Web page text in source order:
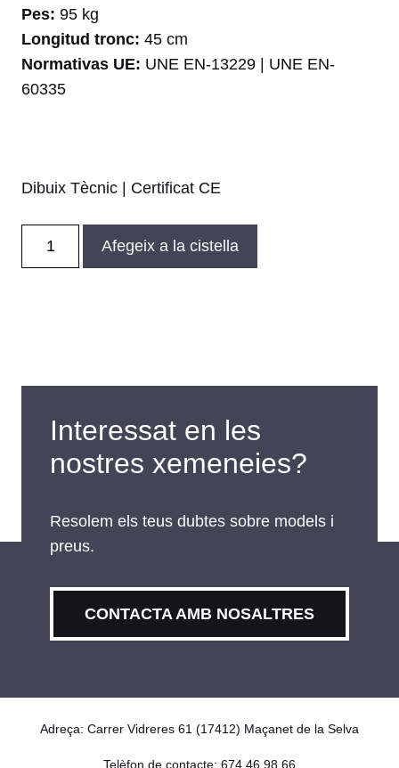
Pes: 95 kg
Longitud tronc: 45 cm
Normativas UE: UNE EN-13229 | UNE EN-
60335
Dibuix Tècnic | Certificat CE
graffiti
Afegeix a la cistella
Interessat en les
nostres xemeneies?
Resolem els teus dubtes sobre models i
preus.
CONTACTA AMB NOSALTRES
Adreça: Carrer Vidreres 61 (17412) Maçanet de la Selva
Telèfon de contacte: 674 46 98 66